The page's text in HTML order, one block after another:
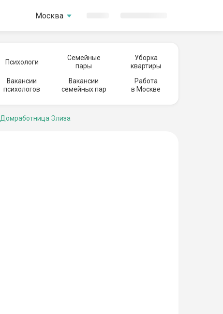
Москва
Психологи
Семейные
пары
Уборка
квартиры
Вакансии
психологов
Вакансии
семейных пар
Работа
в Москве
Домработница Элиза